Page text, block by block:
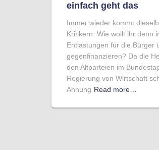
einfach geht das
Immer wieder kommt
Kritikern: Wie wollt ihr denn
Entlastungen für die Bürger
gegenfinanzieren? Da die
den Altparteien im
Regierung von Wirtschaft
Ahnung Read more…